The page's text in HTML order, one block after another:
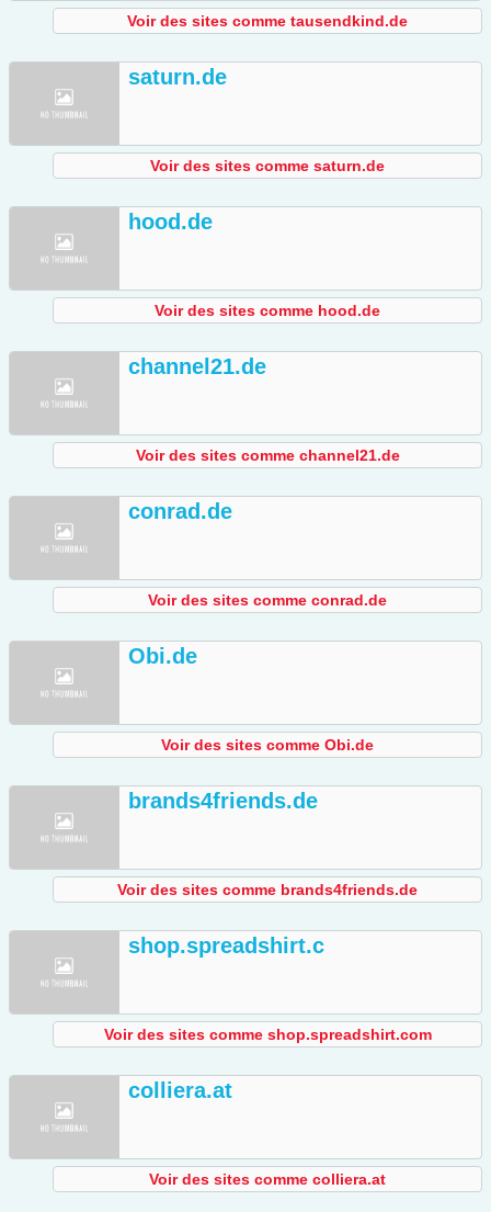
Voir des sites comme tausendkind.de
saturn.de
Voir des sites comme saturn.de
hood.de
Voir des sites comme hood.de
channel21.de
Voir des sites comme channel21.de
conrad.de
Voir des sites comme conrad.de
Obi.de
Voir des sites comme Obi.de
brands4friends.de
Voir des sites comme brands4friends.de
shop.spreadshirt.c
Voir des sites comme shop.spreadshirt.com
colliera.at
Voir des sites comme colliera.at